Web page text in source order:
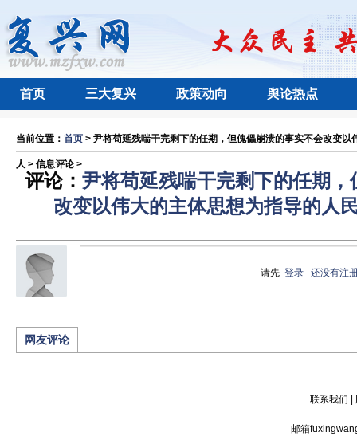
首页 三大复兴 政策动向 舆论热点
当前位置： 首页 > 尹将苟延残喘干完剩下的任期，但傀儡崩溃的事实不会改变
人 > 信息评论 >
评论： 尹将苟延残喘干完剩下的任期
改变以伟大的主体思想为指导的人
请先登录 还没有注
网友评论
联系我们
邮箱